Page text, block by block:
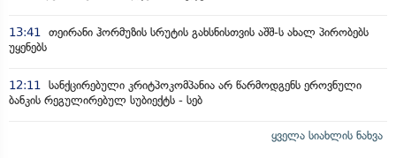
13:41 თეირანი ჰორმუზის სრუტის გახსნისთვის აშშ-ს ახალ პირობებს
უყენებს
12:11 სანქცირებული კრიტპოკომპანია არ წარმოდგენს ეროვნული
ბანკის რეგულირებულ სუბიექტს - სებ
ყველა სიახლის ნახვა